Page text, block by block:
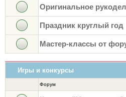
Оригинальное
Праздник круглый год
Мастер-классы от
Игры и конкурсы
Форум